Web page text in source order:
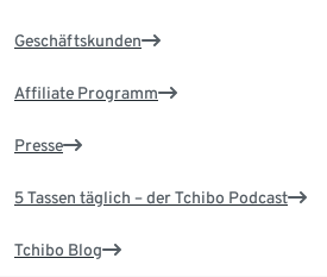
Geschäftskunden
Affiliate Programm
Presse
5 Tassen täglich – der Tchibo Podcast
Tchibo Blog